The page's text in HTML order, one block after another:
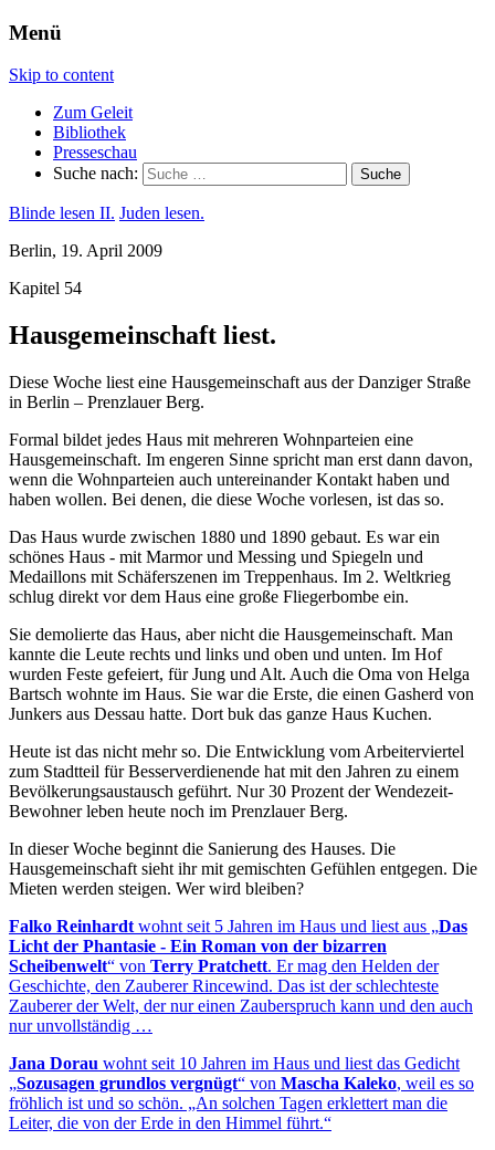
Menü
Skip to content
Zum Geleit
Bibliothek
Presseschau
Suche nach:
Blinde lesen II. Juden lesen.
Berlin, 19. April 2009
Kapitel 54
Hausgemeinschaft liest.
Diese Woche liest eine Hausgemeinschaft aus der Danziger Straße
in Berlin – Prenzlauer Berg.
Formal bildet jedes Haus mit mehreren Wohnparteien eine
Hausgemeinschaft. Im engeren Sinne spricht man erst dann davon,
wenn die Wohnparteien auch untereinander Kontakt haben und
haben wollen. Bei denen, die diese Woche vorlesen, ist das so.
Das Haus wurde zwischen 1880 und 1890 gebaut. Es war ein
schönes Haus - mit Marmor und Messing und Spiegeln und
Medaillons mit Schäferszenen im Treppenhaus. Im 2. Weltkrieg
schlug direkt vor dem Haus eine große Fliegerbombe ein.
Sie demolierte das Haus, aber nicht die Hausgemeinschaft. Man
kannte die Leute rechts und links und oben und unten. Im Hof
wurden Feste gefeiert, für Jung und Alt. Auch die Oma von Helga
Bartsch wohnte im Haus. Sie war die Erste, die einen Gasherd von
Junkers aus Dessau hatte. Dort buk das ganze Haus Kuchen.
Heute ist das nicht mehr so. Die Entwicklung vom Arbeiterviertel
zum Stadtteil für Besserverdienende hat mit den Jahren zu einem
Bevölkerungsaustausch geführt. Nur 30 Prozent der Wendezeit-
Bewohner leben heute noch im Prenzlauer Berg.
In dieser Woche beginnt die Sanierung des Hauses. Die
Hausgemeinschaft sieht ihr mit gemischten Gefühlen entgegen. Die
Mieten werden steigen. Wer wird bleiben?
Falko Reinhardt wohnt seit 5 Jahren im Haus und liest aus „Das
Licht der Phantasie - Ein Roman von der bizarren
Scheibenwelt“ von Terry Pratchett. Er mag den Helden der
Geschichte, den Zauberer Rincewind. Das ist der schlechteste
Zauberer der Welt, der nur einen Zauberspruch kann und den auch
nur unvollständig …
Jana Dorau wohnt seit 10 Jahren im Haus und liest das Gedicht
„Sozusagen grundlos vergnügt“ von Mascha Kaleko, weil es so
fröhlich ist und so schön. „An solchen Tagen erklettert man die
Leiter, die von der Erde in den Himmel führt.“